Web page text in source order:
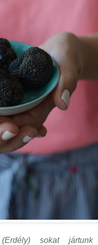
(Erdély) sokat jártunk